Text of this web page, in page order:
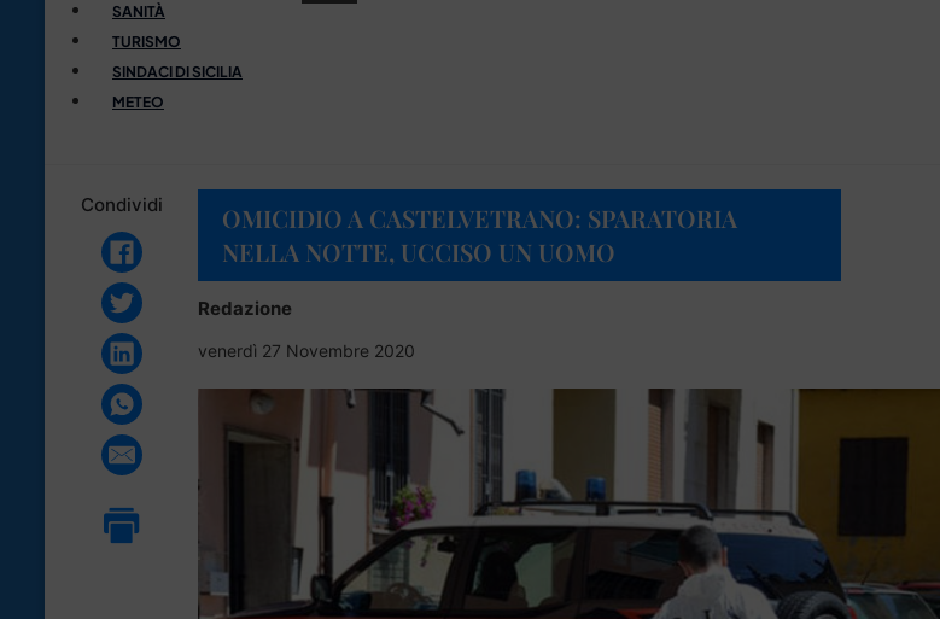
SANITÀ
TURISMO
SINDACI DI SICILIA
METEO
Condividi
OMICIDIO A CASTELVETRANO: SPARATORIA
NELLA NOTTE, UCCISO UN UOMO
Redazione
venerdì 27 Novembre 2020